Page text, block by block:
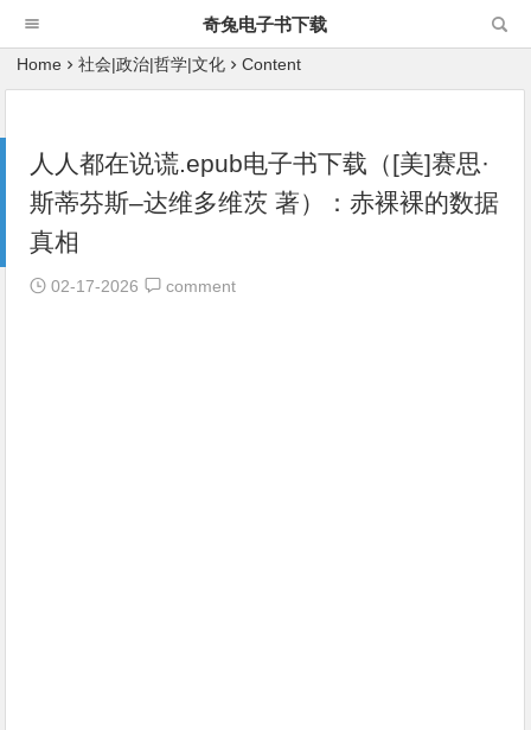
奇兔电子书下载
Home 社会|政治|哲学|文化 Content
人人都在说谎.epub电子书下载（[美]赛思·
斯蒂芬斯–达维多维茨 著）：赤裸裸的数据
真相
02-17-2026 comment